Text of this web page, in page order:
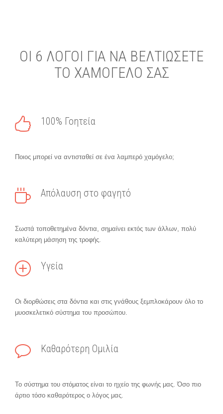
ΟΙ 6 ΛΟΓΟΙ ΓΙΑ ΝΑ ΒΕΛΤΙΩΣΕΤΕ
ΤΟ ΧΑΜΟΓΕΛΟ ΣΑΣ
100% Γοητεία
Ποιος μπορεί να αντισταθεί σε ένα λαμπερό χαμόγελο;
Απόλαυση στο φαγητό
Σωστά τοποθετημένα δόντια, σημαίνει εκτός των άλλων, πολύ
καλύτερη μάσηση της τροφής.
Υγεία
Οι διορθώσεις στα δόντια και στις γνάθους ξεμπλοκάρουν όλο το
μυοσκελετικό σύστημα του προσώπου.
Καθαρότερη Ομιλία
Το σύστημα του στόματος είναι το ηχείο της φωνής μας. Όσο πιο
άρτιο τόσο καθαρότερος ο λόγος μας.